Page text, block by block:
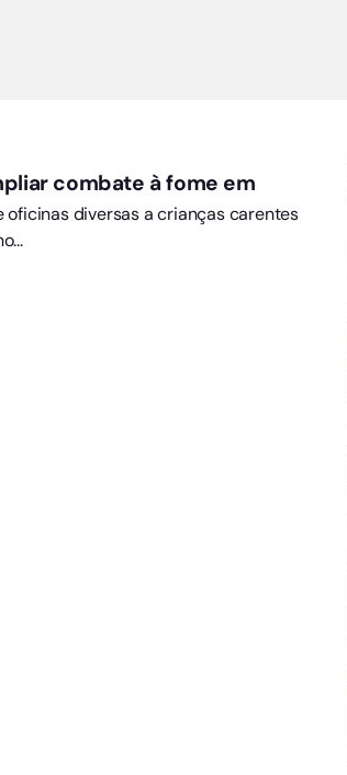
combate à fome em
diversas a crianças carentes